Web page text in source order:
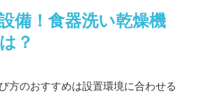
備！食器洗い乾燥機
？
方のおすすめは設置環境に合わせる